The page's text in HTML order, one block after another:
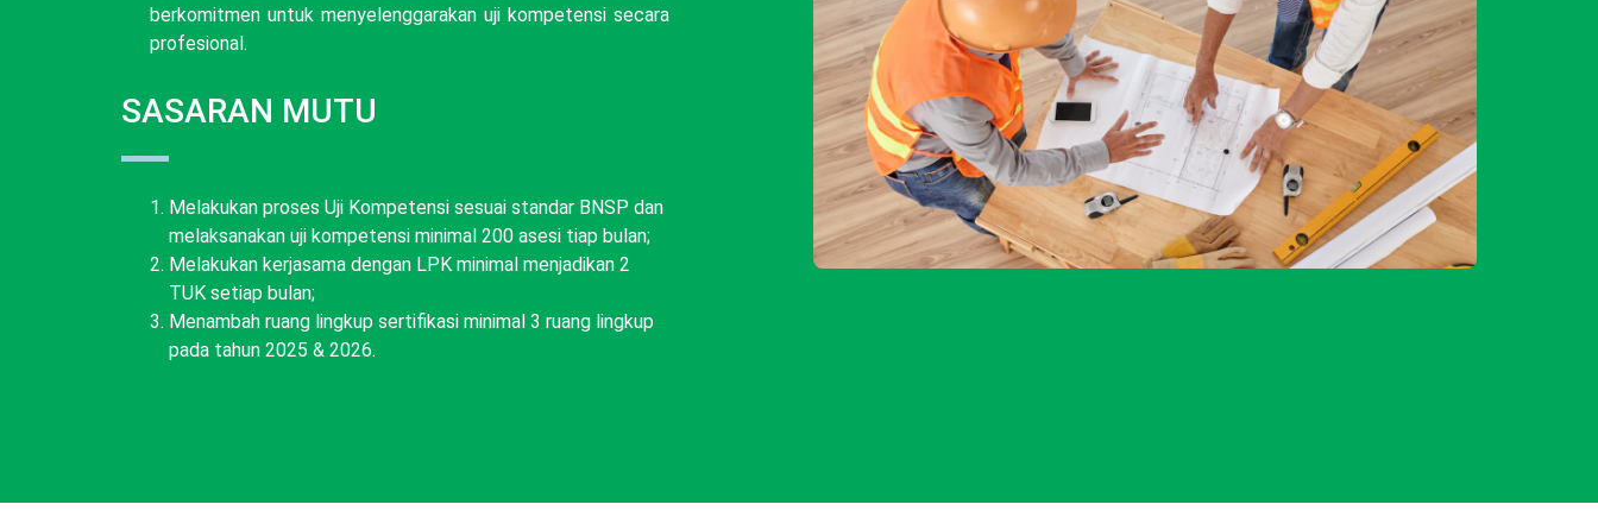
berkomitmen untuk menyelenggarakan uji kompetensi secara
profesional.
SASARAN MUTU
Melakukan proses Uji Kompetensi sesuai standar BNSP dan
melaksanakan uji kompetensi minimal 200 asesi tiap bulan;
Melakukan kerjasama dengan LPK minimal menjadikan 2
TUK setiap bulan;
Menambah ruang lingkup sertifikasi minimal 3 ruang lingkup
pada tahun 2025 & 2026.